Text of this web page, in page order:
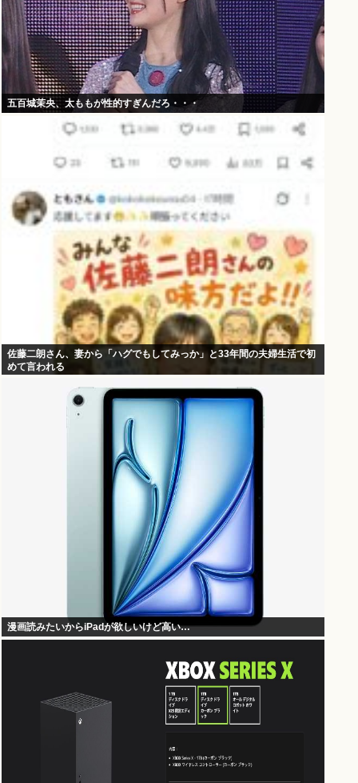
五百城茉央、太ももが性的すぎんだろ・・・
佐藤二朗さん、妻から「ハグでもしてみっか」と33年間の夫婦生活で初
めて言われる
漫画読みたいからiPadが欲しいけど高い…